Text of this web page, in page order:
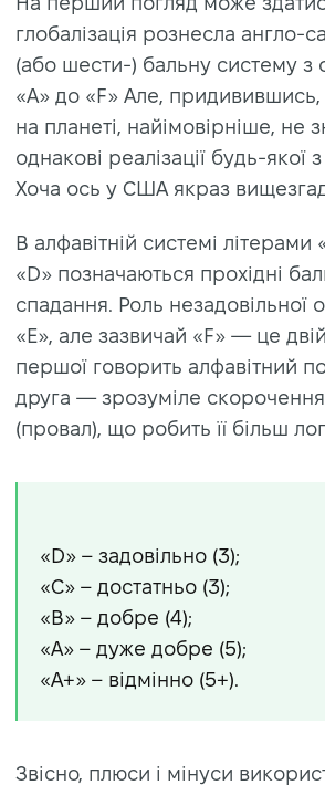
глобалізація рознесла англо-
(або шести-) бальну систему з
«A» до «F» Але,
на планеті, найімовірніше, не
однакові реалізації будь-якої
Хоча ось у США якраз
В алфавітній системі літерами
«D» позначаються прохідні
спадання. Роль незадовільної
«E», але зазвичай «F» — це
першої говорить алфавітний
друга — зрозуміле
(провал), що робить її більш
«D» – задовільно (3);
«С» – достатньо (3);
«B» – добре (4);
«A» – дуже добре (5);
«A+» – відмінно (5+).
Звісно, плюси і мінуси